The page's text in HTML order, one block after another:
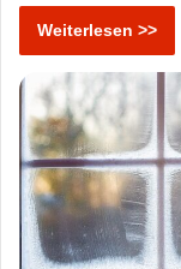
Weiterlesen >>